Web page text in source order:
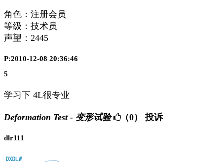
角色：注册会员
等级：技术员
声望： 2445
P:2010-12-08 20:36:46
5
学习下 4L很专业
Deformation Test - 变形试验 （0） 投诉
dlr111